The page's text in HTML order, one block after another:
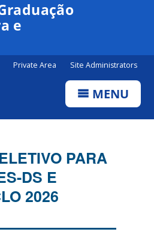
e
Private Area Site Administrators
MENU
PARA
DS E
2026